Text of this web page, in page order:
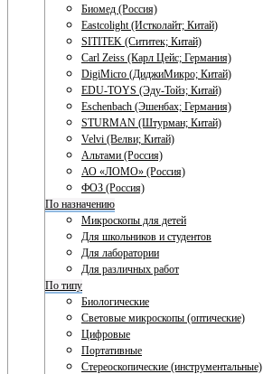
Биомед (Россия)
Eastcolight (Истколайт; Китай)
SITITEK (Сититек; Китай)
Carl Zeiss (Карл Цейс; Германия)
DigiMicro (ДиджиМикро; Китай)
EDU-TOYS (Эду-Тойз; Китай)
Eschenbach (Эшенбах; Германия)
STURMAN (Штурман; Китай)
Velvi (Велви; Китай)
Альтами (Россия)
АО «ЛОМО» (Россия)
ФОЗ (Россия)
По назначению
Микроскопы для детей
Для школьников и студентов
Для лаборатории
Для различных работ
По типу
Биологические
Световые микроскопы (оптические)
Цифровые
Портативные
Стереоскопические (инструментальные)